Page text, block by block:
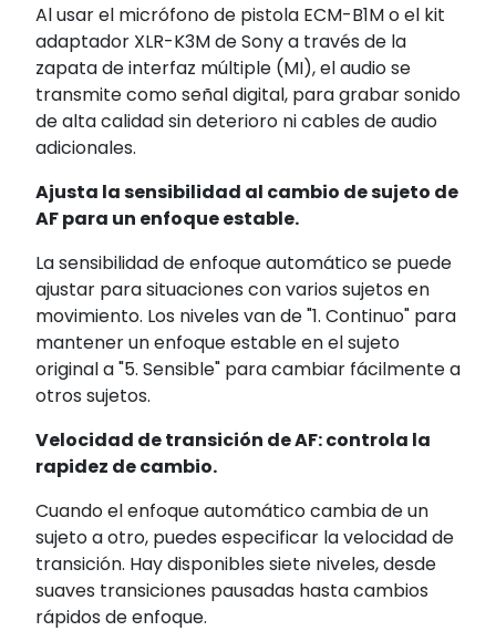
Al usar el micrófono de pistola ECM-B1M o el kit
adaptador XLR-K3M de Sony a través de la
zapata de interfaz múltiple (MI), el audio se
transmite como señal digital, para grabar sonido
de alta calidad sin deterioro ni cables de audio
adicionales.
Ajusta la sensibilidad al cambio de sujeto de
AF para un enfoque estable.
La sensibilidad de enfoque automático se puede
ajustar para situaciones con varios sujetos en
movimiento. Los niveles van de "1. Continuo" para
mantener un enfoque estable en el sujeto
original a "5. Sensible" para cambiar fácilmente a
otros sujetos.
Velocidad de transición de AF: controla la
rapidez de cambio.
Cuando el enfoque automático cambia de un
sujeto a otro, puedes especificar la velocidad de
transición. Hay disponibles siete niveles, desde
suaves transiciones pausadas hasta cambios
rápidos de enfoque.